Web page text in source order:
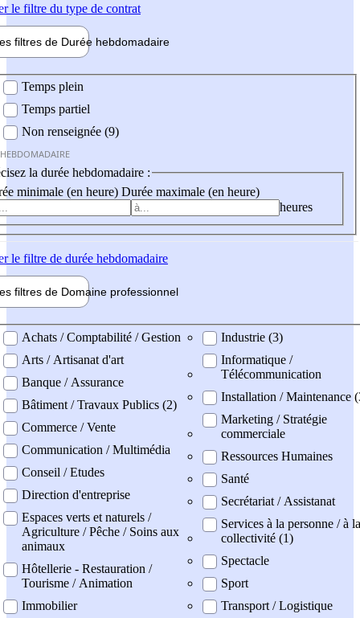
le filtre du type de contrat
filtres de Durée hebdomadaire
Temps plein
Temps partiel
Non renseignée (9)
la durée hebdomadaire :
minimale (en heure) Durée maximale (en heure)
heures
le filtre de durée hebdomadaire
filtres de Domaine professionnel
professionel
Achats / Comptabilité / Gestion
Arts / Artisanat d'art
Banque / Assurance
Bâtiment / Travaux Publics (2)
Commerce / Vente
Communication / Multimédia
Conseil / Etudes
Direction d'entreprise
Espaces verts et naturels /
Agriculture / Pêche / Soins aux
animaux
Hôtellerie - Restauration /
Tourisme / Animation
Immobilier
Industrie (3)
Informatique /
Télécommunication
Installation / Maintenance
Marketing / Stratégie
commerciale
Ressources Humaines
Santé
Secrétariat / Assistanat
Services à la personne / à la
collectivité (1)
Spectacle
Sport
Transport / Logistique